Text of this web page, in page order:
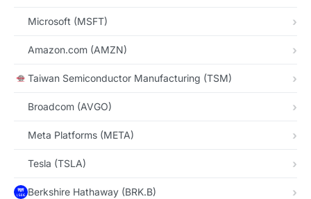
Microsoft (MSFT)
Amazon.com (AMZN)
Taiwan Semiconductor Manufacturing (TSM)
Broadcom (AVGO)
Meta Platforms (META)
Tesla (TSLA)
Berkshire Hathaway (BRK.B)